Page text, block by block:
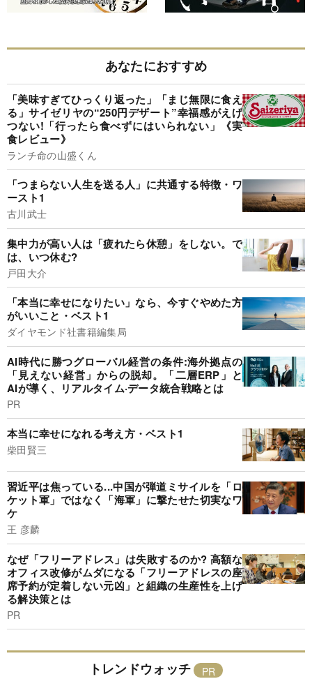
あなたにおすすめ
「美味すぎてひっくり返った」「まじ無限に食え
る」サイゼリヤの“250円デザート”幸福感がえげ
つない!「行ったら食べずにはいられない」《実
食レビュー》
ランチ命の山盛くん
「つまらない人生を送る人」に共通する特徴・ワ
ースト1
古川武士
集中力が高い人は「疲れたら休憩」をしない。で
は、いつ休む?
戸田大介
「本当に幸せになりたい」なら、今すぐやめた方
がいいこと・ベスト1
ダイヤモンド社書籍編集局
AI時代に勝つグローバル経営の条件:海外拠点の
「見えない経営」からの脱却。「二層ERP」と
AIが導く、リアルタイム·データ統合戦略とは
PR
本当に幸せになれる考え方・ベスト1
柴田賢三
習近平は焦っている...中国が弾道ミサイルを「ロ
ケット軍」ではなく「海軍」に撃たせた切実なワ
ケ
王 彦麟
なぜ「フリーアドレス」は失敗するのか? 高額な
オフィス改修がムダになる「フリーアドレスの座
席予約が定着しない元凶」と組織の生産性を上げ
る解決策とは
PR
トレンドウォッチ